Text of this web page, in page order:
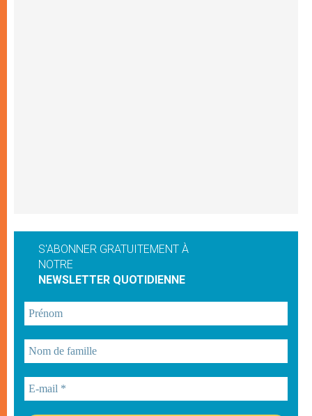
S'ABONNER GRATUITEMENT À
NOTRE
NEWSLETTER QUOTIDIENNE